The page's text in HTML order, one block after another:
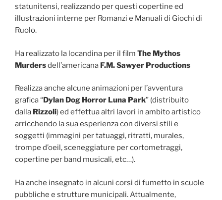
statunitensi, realizzando per questi copertine ed
illustrazioni interne per Romanzi e Manuali di Giochi di
Ruolo.
Ha realizzato la locandina per il film The Mythos
Murdersdell’americana F.M. Sawyer Productions
Realizza anche alcune animazioni per l’avventura
grafica “Dylan Dog Horror Luna Park” (distribuito
dalla Rizzoli) ed effettua altri lavori in ambito artistico
arricchendo la sua esperienza con diversi stili e
soggetti (immagini per tatuaggi, ritratti, murales,
trompe d’oeil, sceneggiature per cortometraggi,
copertine per band musicali, etc…).
Ha anche insegnato in alcuni corsi di fumetto in scuole
pubbliche e strutture municipali. Attualmente,